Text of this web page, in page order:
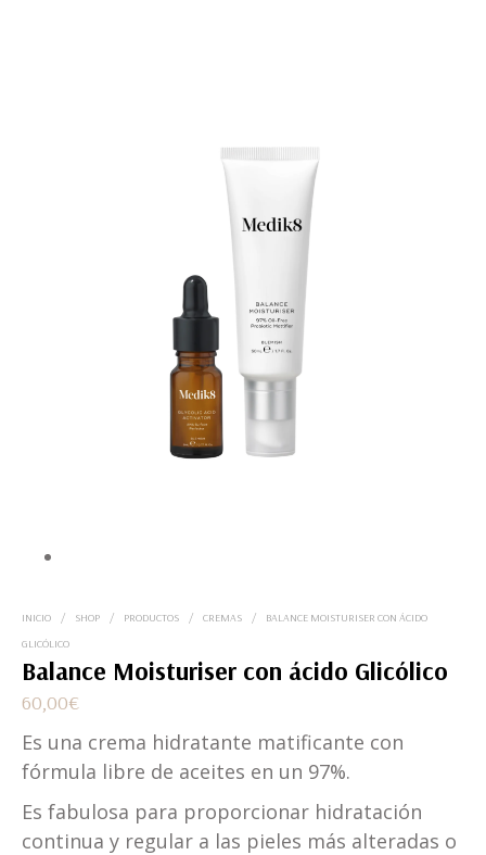
INICIO / SHOP / PRODUCTOS / CREMAS /
BALANCE MOISTURISER CON ÁCIDO
GLICÓLICO
Balance Moisturiser con ácido Glicólico
60,00€
Es una crema hidratante matificante con
fórmula libre de aceites en un 97%.
Es fabulosa para proporcionar hidratación
continua y regular a las pieles más alteradas o